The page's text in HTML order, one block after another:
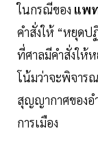
ในกรณีของ แพ
คำสั่งให้ “หยุด
ที่ศาลมีคำสั่งให้
โน้มว่าจะพิจาร
สุญญากาศของอ
การเมือง